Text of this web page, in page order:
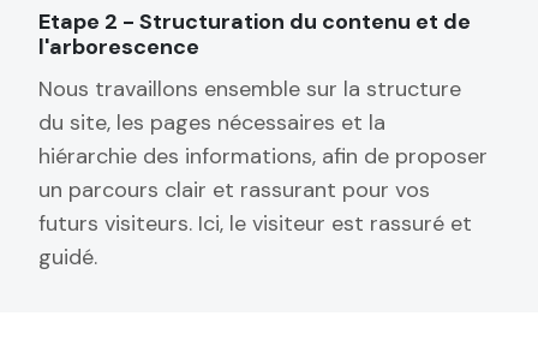
Etape 2 - Structuration du contenu et de
l'arborescence
Nous travaillons ensemble sur la structure
du site, les pages nécessaires et la
hiérarchie des informations, afin de proposer
un parcours clair et rassurant pour vos
futurs visiteurs. Ici, le visiteur est rassuré et
guidé.